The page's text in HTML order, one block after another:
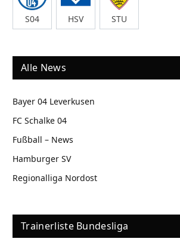
S04 HSV STU
Alle News
Bayer 04 Leverkusen
FC Schalke 04
Fußball – News
Hamburger SV
Regionalliga Nordost
Trainerliste Bundesliga